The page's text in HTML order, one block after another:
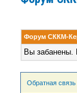
Форум СККМ-
Вы забанены.
Обратная связь